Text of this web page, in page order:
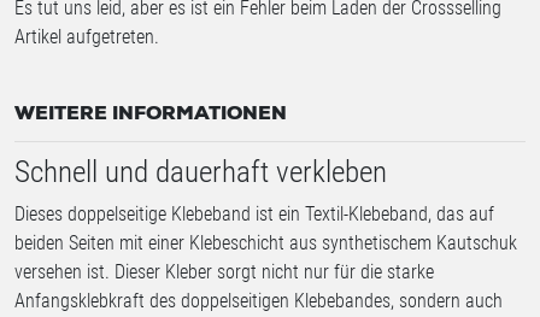
Es tut uns leid, aber es ist ein Fehler beim Laden der Crossselling
Artikel aufgetreten.
WEITERE INFORMATIONEN
Schnell und dauerhaft verkleben
Dieses doppelseitige Klebeband ist ein Textil-Klebeband, das auf
beiden Seiten mit einer Klebeschicht aus synthetischem Kautschuk
versehen ist. Dieser Kleber sorgt nicht nur für die starke
Anfangsklebkraft des doppelseitigen Klebebandes, sondern auch